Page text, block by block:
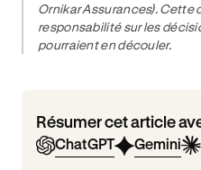
Ornikar Assurances). Cette
responsabilité sur les
pourraient en découler.
Résumer cet article
ChatGPT Gemini